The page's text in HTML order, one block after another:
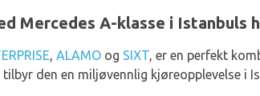
Mercedes A-klasse i Istanbuls
, ALAMO og SIXT, er en perfekt
den en miljøvennlig kjøreopplevelse i